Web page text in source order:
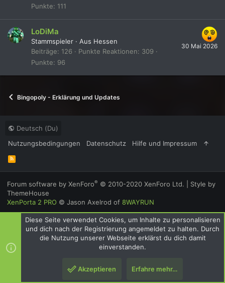
Punkte
111
30 Mai 2026
LoDiMa
Stammspieler · Aus Hessen
Beiträge
126 Punkte Reaktionen
309
Punkte
96
Bingopoly - Erklärung und Updates
Deutsch (Du)
Nutzungsbedingungen
Datenschutz Hilfe und Impressum
R
S
S
Forum software by XenForo® © 2010-2020 XenForo Ltd.
Style by
ThemeHouse
XenPorta 2 PRO © Jason Axelrod of 8WAYRUN
Diese Seite verwendet Cookies, um Inhalte zu personalisieren
und dich nach der Registrierung angemeldet zu halten. Durch
die Nutzung unserer Webseite erklärst du dich damit
einverstanden.
Akzeptieren Erfahre mehr…